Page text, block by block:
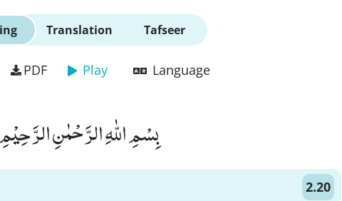
Translation Tafseer
PDF Play Language
بِسْمِ اللّٰهِ الرَّحْمٰنِ
2.20